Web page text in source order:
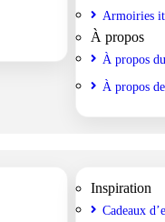
Armoiries
À propos
À propos
À propos
Inspiration
Cadeaux